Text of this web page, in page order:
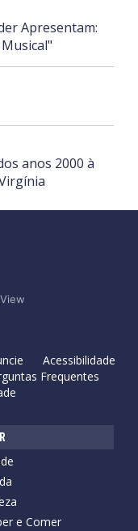
Apresentam:
anos 2000 à
Acessibilidade
Frequentes
e Comer